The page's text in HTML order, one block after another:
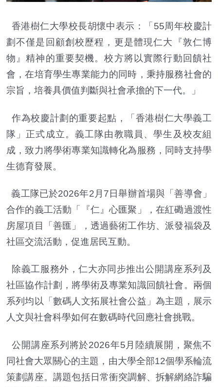
香港樹仁大學校長胡懷中表示：「55周年校慶計
劃不僅是回顧創校歷程，更是體現仁大『敦仁博
物』精神的重要契機。校方將以實際行動回饋社
會，在培育學生專業能力的同時，秉持服務社會的
宗旨，培養具價值判斷與社會承擔的下一代。」
作為校慶計劃的重要起點，「香港樹仁大學義工
隊」正式成立。義工隊由教職員、學生及校友組
成，致力將學術專業知識轉化為服務，同時支持學
生德育發展。
義工隊已於2026年2月7日舉辦首場與「善導會」
合作的義工活動「『仁』心匯聚」，在紅磡過渡性
房屋項目「善匯」，透過藝術工作坊、派發福袋及
社區交流活動，促進居民互動。
除義工服務外，仁大亦同步推出公開講座系列及
社區協作計劃，將學術及專業知識回饋社會。兩個
系列均以「數碼人文拓展社會公益」為主題，展示
人文與社會科學如何在數碼時代回應社會挑戰。
公開講座系列將於2026年5月陸續展開，聚焦不
同社會大眾關心的主題，由大學全部12個學系輪流
策劃講座。講題包括日常衝突調解、拆解網絡詐騙